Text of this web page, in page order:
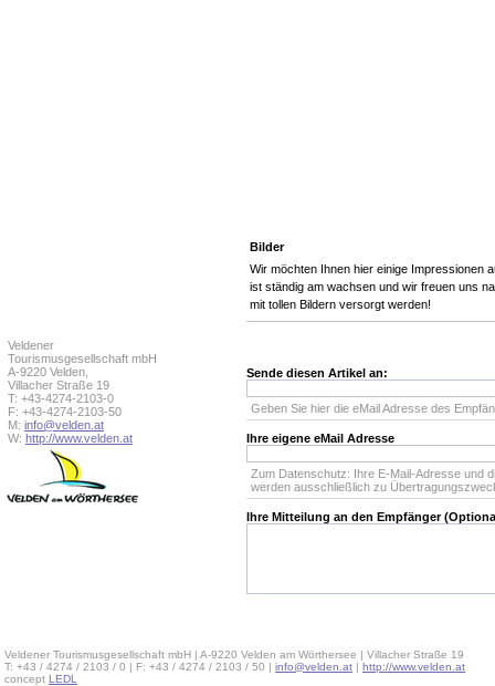
Veldener
Tourismusgesellschaft mbH
A-9220 Velden,
Villacher Straße 19
T: +43-4274-2103-0
F: +43-4274-2103-50
M: info@velden.at
W: http://www.velden.at
Bilder
Wir möchten Ihnen hier einige Impressionen
ist ständig am wachsen und wir freuen uns
mit tollen Bildern versorgt werden!
Sende diesen Artikel an:
Geben Sie hier die eMail Adresse des
Ihre eigene eMail Adresse
Zum Datenschutz: Ihre E-Mail-Adresse und
werden ausschließlich zu
Ihre Mitteilung an den Empfänger
Veldener Tourismusgesellschaft mbH | A-9220 Velden am Wörthersee | Villacher Straße 19
T: +43 / 4274 / 2103 / 0 | F: +43 / 4274 / 2103 / 50 | info@velden.at | http://www.velden.at
concept LEDL